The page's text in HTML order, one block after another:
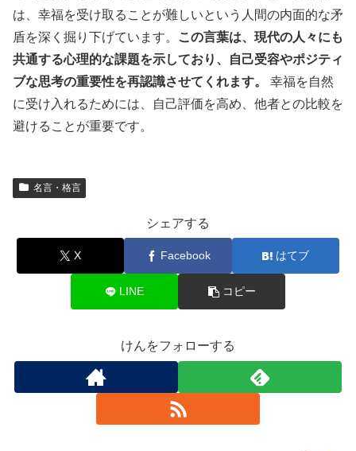
は、幸福を受け取ることが難しいという人間の内面的な矛
盾を深く掘り下げています。
この言葉は、現代の人々にも
共通する心理的な課題を示しており、自己受容やポジティ
ブな思考の重要性を再認識させてくれます。
幸福を自然
に受け入れるためには、自己評価を高め、他者との比較を
避けることが重要です。
名言・格言
シェアする
X Facebook はてブ
LINE コピー
けんをフォローする